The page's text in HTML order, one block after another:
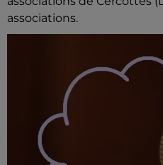
associations.